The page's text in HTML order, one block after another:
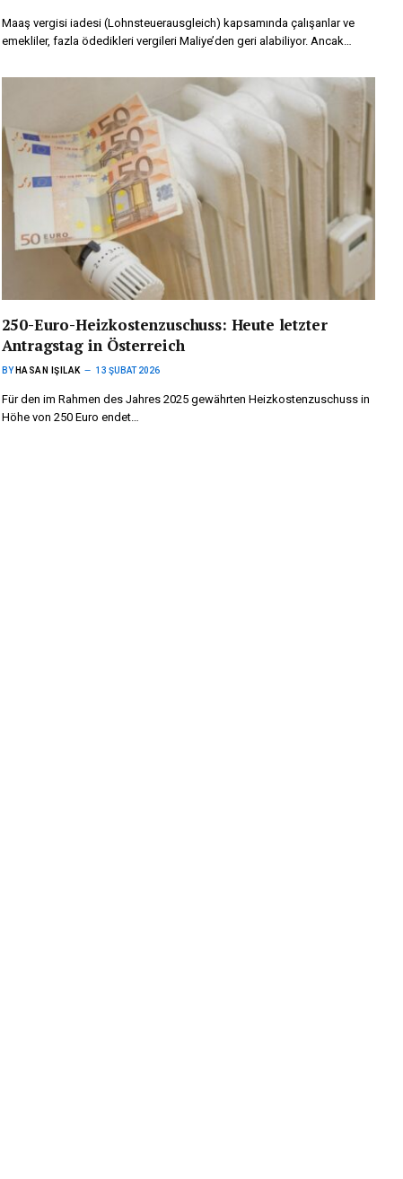
Maaş vergisi iadesi (Lohnsteuerausgleich) kapsamında çalışanlar ve
emekliler, fazla ödedikleri vergileri Maliye’den geri alabiliyor. Ancak…
250-Euro-Heizkostenzuschuss: Heute letzter
Antragstag in Österreich
BY HASAN IŞILAK 13 ŞUBAT 2026
Für den im Rahmen des Jahres 2025 gewährten Heizkostenzuschuss in
Höhe von 250 Euro endet…